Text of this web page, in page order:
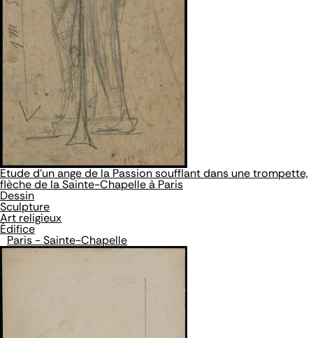
Etude d'un ange de la Passion soufflant dans une trompette,
flèche de la Sainte-Chapelle à Paris
Dessin
Sculpture
Art religieux
Édifice
Paris - Sainte-Chapelle